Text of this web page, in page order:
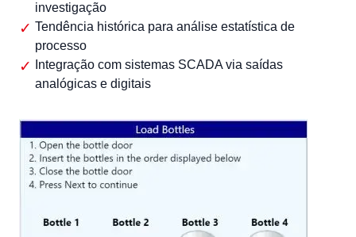
investigação
Tendência histórica para análise estatística de
processo
Integração com sistemas SCADA via saídas
analógicas e digitais